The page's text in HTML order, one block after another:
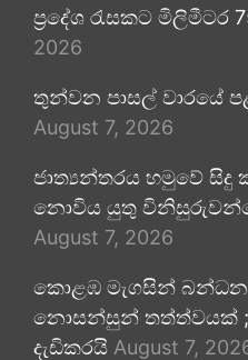
ප්‍රදේශ රැසකට මිලිමීටර
2026
තුන්වන පාසල් වාරයේ
August 7, 2026
ජාත්‍යන්තරය හමුවේ
නොවිය යුතු
August 7, 2026
කොළඹ මැගසින්
නොසන්සුන් තත්ත්වයක් ;
දැඩිකරයි August 7,